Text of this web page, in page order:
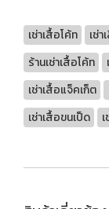
เช่าเสื้อโค้ท เช่
ร้านเช่าเสื้อโค้ท
เช่าเสื้อแจ็คเก็ต
เช่าเสื้อขนเป็ด